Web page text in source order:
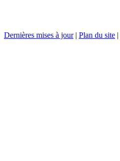
Dernières mises à jour| Plan du site |